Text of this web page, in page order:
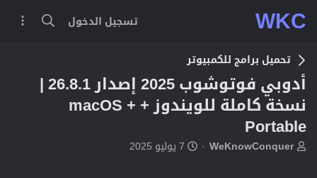
WKC تسجيل الدخول
تحميل برامج للكمبيوتر
أدوبي فوتوشوب 2025 إصدار 26.8.1 |
نسخة كاملة للويندوز + macOS +
Portable
بWeKnowConquer
ت7 يوليو 2025